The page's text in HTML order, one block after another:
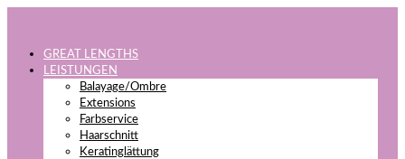
GREAT LENGTHS
LEISTUNGEN
Balayage/Ombre
Extensions
Farbservice
Haarschnitt
Keratinglättung